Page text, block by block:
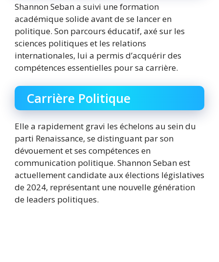
Shannon Seban a suivi une formation
académique solide avant de se lancer en
politique. Son parcours éducatif, axé sur les
sciences politiques et les relations
internationales, lui a permis d’acquérir des
compétences essentielles pour sa carrière.
Carrière Politique
Elle a rapidement gravi les échelons au sein du
parti Renaissance, se distinguant par son
dévouement et ses compétences en
communication politique. Shannon Seban est
actuellement candidate aux élections législatives
de 2024, représentant une nouvelle génération
de leaders politiques.